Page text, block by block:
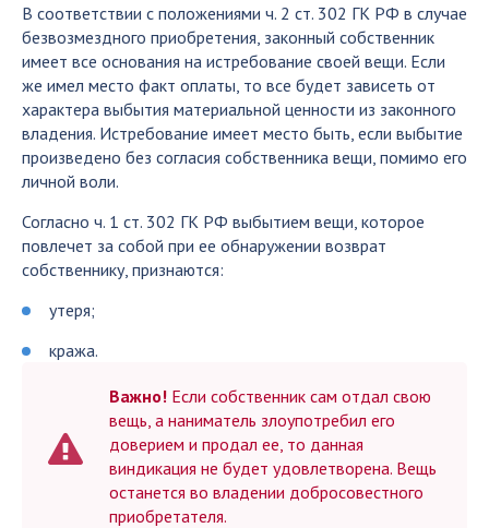
В соответствии с положениями ч. 2 ст. 302 ГК РФ в случае
безвозмездного приобретения, законный собственник
имеет все основания на истребование своей вещи. Если
же имел место факт оплаты, то все будет зависеть от
характера выбытия материальной ценности из законного
владения. Истребование имеет место быть, если выбытие
произведено без согласия собственника вещи, помимо его
личной воли.
Согласно ч. 1 ст. 302 ГК РФ выбытием вещи, которое
повлечет за собой при ее обнаружении возврат
собственнику, признаются:
утеря;
кража.
Важно! Если собственник сам отдал свою
вещь, а наниматель злоупотребил его
доверием и продал ее, то данная
виндикация не будет удовлетворена. Вещь
останется во владении добросовестного
приобретателя.